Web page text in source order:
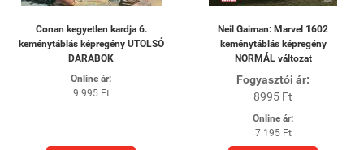
Conan kegyetlen kardja 6.
keménytáblás képregény UTOLSÓ
DARABOK
Online ár:
9 995 Ft
Neil Gaiman: Marvel 1602
keménytáblás képregény
NORMÁL változat
Fogyasztói ár:
8995 Ft
Online ár:
7 195 Ft